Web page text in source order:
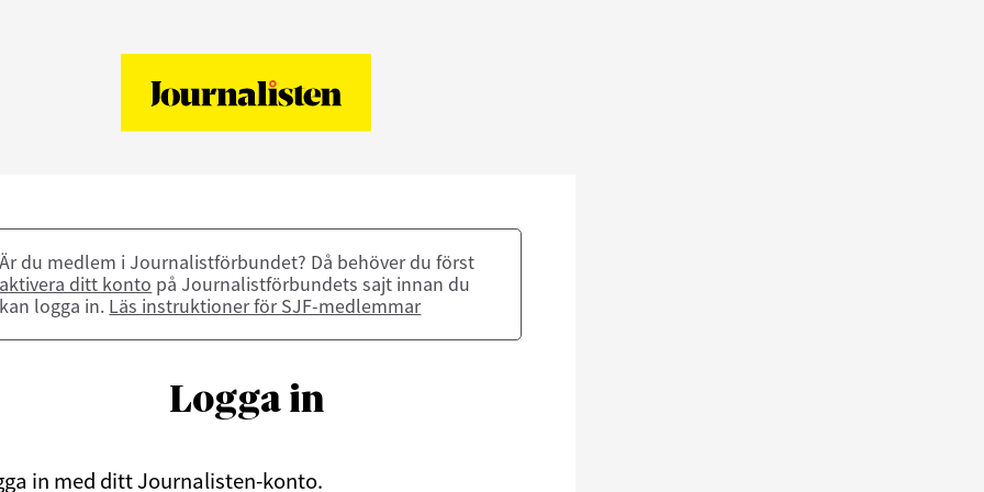
Är du medlem i Journalistförbundet? Då behöver du först
aktivera ditt konto på Journalistförbundets sajt innan du
kan logga in. Läs instruktioner för SJF-medlemmar
Logga in
in med ditt Journalisten-konto.